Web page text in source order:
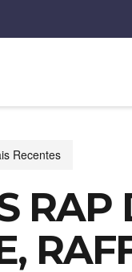
Recentes
RAP